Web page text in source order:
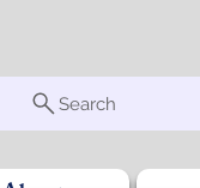
Search